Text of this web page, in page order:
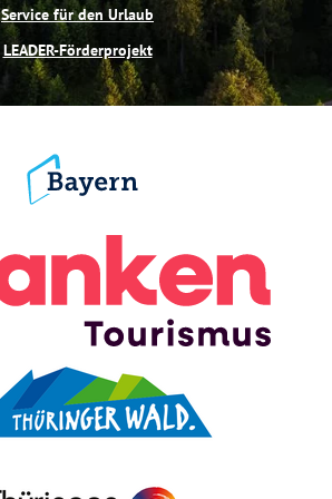
Service für den Urlaub
LEADER-Förderprojekt